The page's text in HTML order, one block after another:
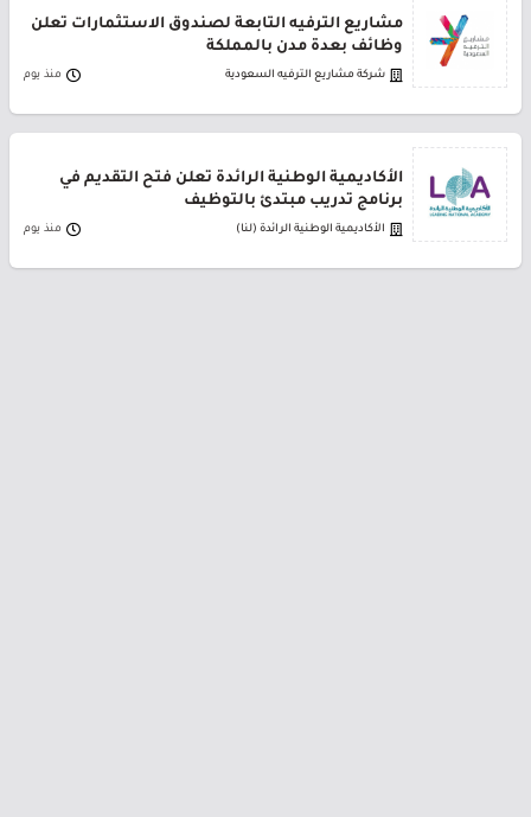
مشاريع الترفيه التابعة لصندوق الاستثمارات تعلن
وظائف بعدة مدن بالمملكة
شركة مشاريع الترفيه السعودية منذ يوم
الأكاديمية الوطنية الرائدة تعلن فتح التقديم في
برنامج تدريب مبتدئ بالتوظيف
الأكاديمية الوطنية الرائدة (لنا) منذ يوم